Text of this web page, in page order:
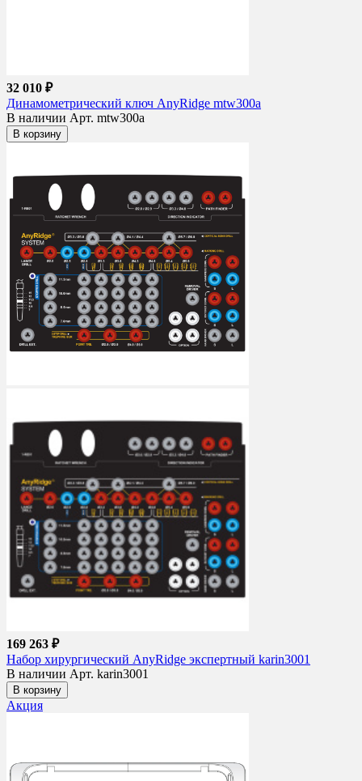
32 010 ₽
Динамометрический ключ AnyRidge mtw300a
В наличии Арт. mtw300a
В корзину
169 263 ₽
Набор хирургический AnyRidge экспертный karin3001
В наличии Арт. karin3001
В корзину
Акция